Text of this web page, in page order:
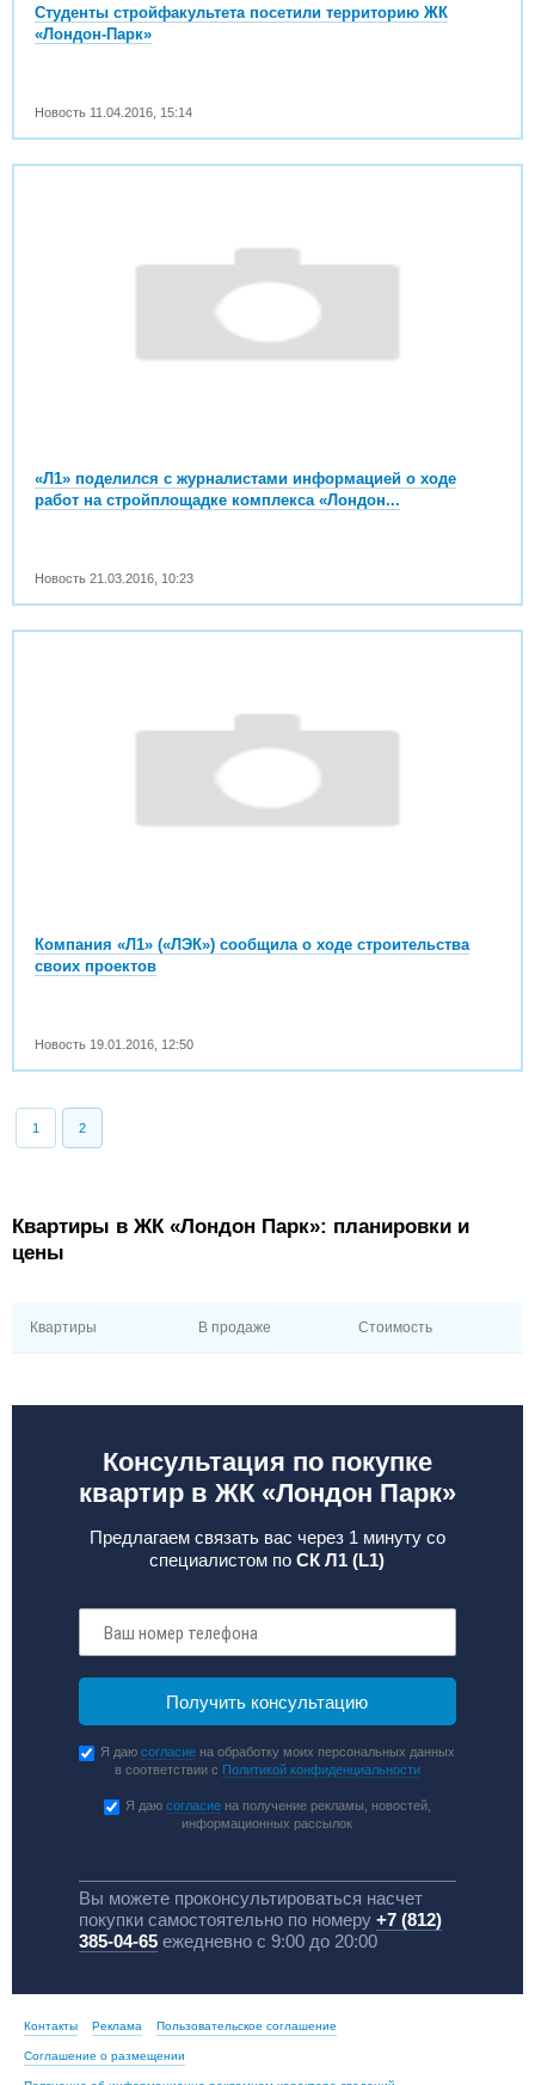
Студенты стройфакультета посетили территорию ЖК
«Лондон-Парк»
Новость 11.04.2016 15:14
«Л1» поделился с журналистами информацией о ходе
работ на стройплощадке комплекса «Лондон...
Новость21.03.2016 10:23
Компания «Л1» («ЛЭК») сообщила о ходе строительства
своих проектов
Новость 19.01.2016 12:50
1 2
Квартиры в ЖК «Лондон Парк»: планировки и
цены
Квартиры В продаже Стоимость
Консультация по покупке
квартир в ЖК «Лондон Парк»
Предлагаем связать вас через 1 минуту со
специалистом поСК Л1 (L1)
Я даюсогласие на обработку моих персональных данных
в соответствии с Политикой конфиденциальности
Я даю согласиена получение рекламы, новостей,
информационных рассылок
Вы можете проконсультироваться насчет
покупки самостоятельно по номеру +7 (812)
385-04-65ежедневно с 9:00 до 20:00
Контакты Реклама Пользовательское соглашение
Соглашение о размещении